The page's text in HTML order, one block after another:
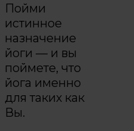
Пойми
истинное
назначение
йоги — и вы
поймете, что
йога именно
для таких как
Вы.